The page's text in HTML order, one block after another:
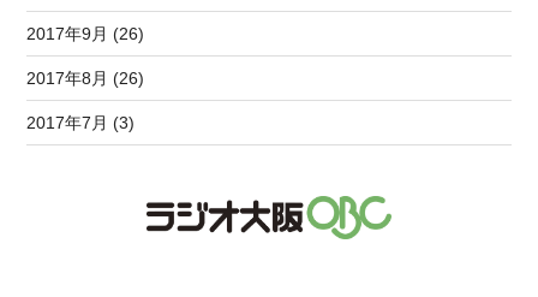
2017年9月 (26)
2017年8月 (26)
2017年7月 (3)